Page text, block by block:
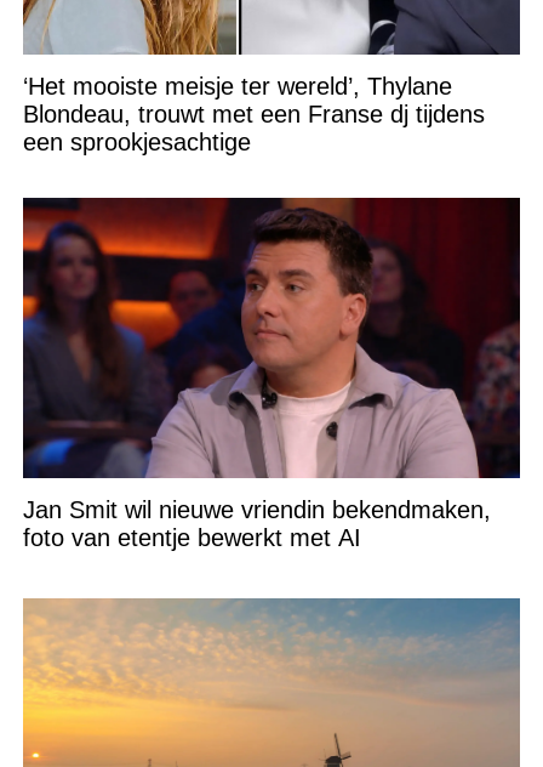
‘Het mooiste meisje ter wereld’, Thylane
Blondeau, trouwt met een Franse dj tijdens
een sprookjesachtige
Jan Smit wil nieuwe vriendin bekendmaken,
foto van etentje bewerkt met AI